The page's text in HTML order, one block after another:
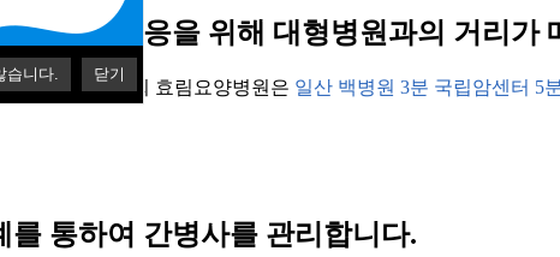
습니다. 닫기
신속한 대응을 위해 대형병원과의 거리가
있습니다. 저희 효림요양병원은 일산 백병원 3분 국립암센터 5
를 통하여 간병사를 관리합니다.